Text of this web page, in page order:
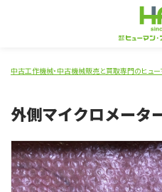
中古工作機械・中古機械販売と買取専門のヒュー
外側マイクロメータ